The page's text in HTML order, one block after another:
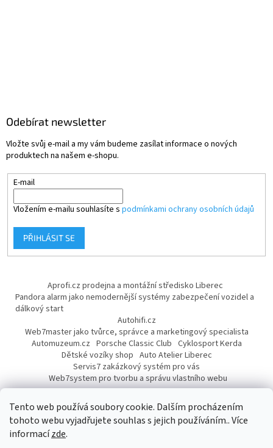
Tento web používá soubory cookie. Dalším procházením
tohoto webu vyjadřujete souhlas s jejich používáním.. Více
informacízde.
Odebírat newsletter
Vložte svůj e-mail a my vám budeme zasílat informace o nových
produktech na našem e-shopu.
E-mail
Vložením e-mailu souhlasíte s podmínkami ochrany osobních údajů
PŘIHLÁSIT SE
Aprofi.cz prodejna a montážní středisko Liberec
Pandora alarm jako nemodernější systémy zabezpečení vozidel a
dálkový start
Autohifi.cz
Web7master jako tvůrce, správce a marketingový specialista
Automuzeum.cz Porsche Classic Club Cyklosport Kerda
Dětské vozíky shop Auto Atelier Liberec
Servis7 zakázkový systém pro vás
Web7system pro tvorbu a správu vlastního webu
Dárek